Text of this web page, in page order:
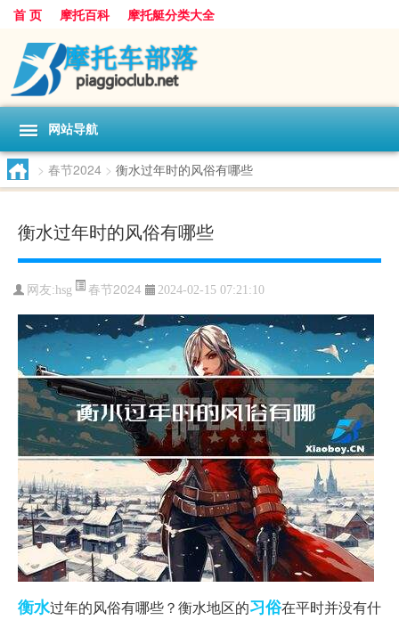
首 页 摩托百科 摩托艇分类大全
网站导航
> 春节2024 > 衡水过年时的风俗有哪些
衡水过年时的风俗有哪些
网友:hsg 春节2024 2024-02-15 07:21:10
衡水过年的风俗有哪些？衡水地区的习俗在平时并没有什